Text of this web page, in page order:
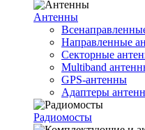
Антенны
Направленные
Секторные
Multiband
GPS-антенны
Адаптеры антенн
Радиомосты